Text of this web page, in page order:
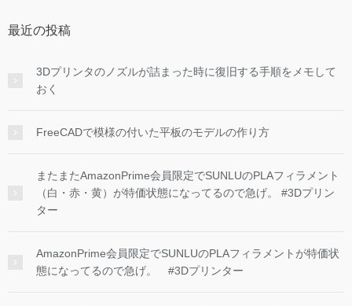
最近の投稿
3Dプリンタのノズルが詰まった時に復旧する手順をメモして
おく
FreeCADで模様の付いた平板のモデルの作り方
またまたAmazonPrime会員限定でSUNLUのPLAフィラメント
（白・赤・黄）が特価状態になってるので急げ。 #3Dプリン
ター
AmazonPrime会員限定でSUNLUのPLAフィラメントが特価状
態になってるので急げ。 #3Dプリンター